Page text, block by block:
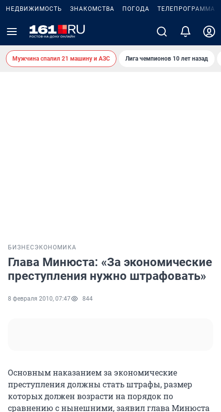
НЕДВИЖИМОСТЬ ЗНАКОМСТВА ПОГОДА ТЕЛЕПРОГРАММА
Мужчина спалил 21 машину и АЗС Лига чемпионов 10 лет назад
БИЗНЕС ЭКОНОМИКА
Глава Минюста: «За экономические
преступления нужно штрафовать»
8 февраля 2010, 07:47 844
Основным наказанием за экономические
преступления должны стать штрафы, размер
которых должен возрасти на порядок по
сравнению с нынешними, заявил глава Минюста